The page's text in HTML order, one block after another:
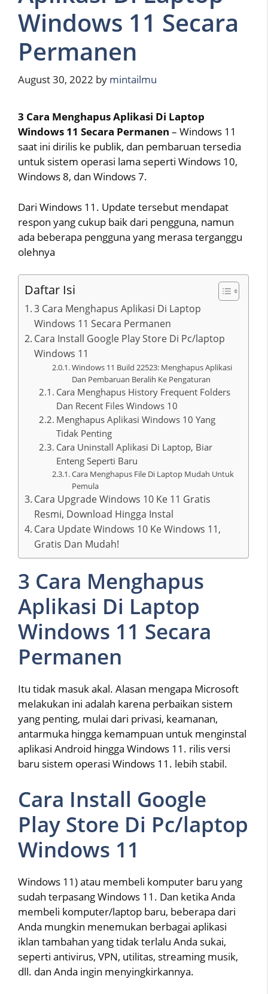
Windows 11 Secara
Permanen
August 30, 2022 by mintailmu
3 Cara Menghapus Aplikasi Di Laptop
Windows 11 Secara Permanen – Windows 11
saat ini dirilis ke publik, dan pembaruan tersedia
untuk sistem operasi lama seperti Windows 10,
Windows 8, dan Windows 7.
Dari Windows 11. Update tersebut mendapat
respon yang cukup baik dari pengguna, namun
ada beberapa pengguna yang merasa terganggu
olehnya
Daftar Isi
3 Cara Menghapus Aplikasi Di Laptop
Windows 11 Secara Permanen
Cara Install Google Play Store Di Pc/laptop
Windows 11
Windows 11 Build 22523: Menghapus Aplikasi
Dan Pembaruan Beralih Ke Pengaturan
Cara Menghapus History Frequent Folders
Dan Recent Files Windows 10
Menghapus Aplikasi Windows 10 Yang
Tidak Penting
Cara Uninstall Aplikasi Di Laptop, Biar
Enteng Seperti Baru
Cara Menghapus File Di Laptop Mudah Untuk
Pemula
Cara Upgrade Windows 10 Ke 11 Gratis
Resmi, Download Hingga Instal
Cara Update Windows 10 Ke Windows 11,
Gratis Dan Mudah!
3 Cara Menghapus
Aplikasi Di Laptop
Windows 11 Secara
Permanen
Itu tidak masuk akal. Alasan mengapa Microsoft
melakukan ini adalah karena perbaikan sistem
yang penting, mulai dari privasi, keamanan,
antarmuka hingga kemampuan untuk menginstal
aplikasi Android hingga Windows 11. rilis versi
baru sistem operasi Windows 11. lebih stabil.
Cara Install Google
Play Store Di Pc/laptop
Windows 11
Windows 11) atau membeli komputer baru yang
sudah terpasang Windows 11. Dan ketika Anda
membeli komputer/laptop baru, beberapa dari
Anda mungkin menemukan berbagai aplikasi
iklan tambahan yang tidak terlalu Anda sukai,
seperti antivirus, VPN, utilitas, streaming musik,
dll. dan Anda ingin menyingkirkannya.